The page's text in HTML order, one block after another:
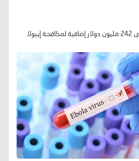
إدارة ترامب تعتزم تخصيص 242 مليون دولار إضافية لمكافحة إيبولا